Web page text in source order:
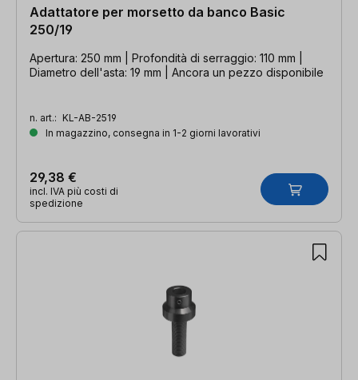
Adattatore per morsetto da banco Basic
250/19
Apertura: 250 mm | Profondità di serraggio: 110 mm |
Diametro dell'asta: 19 mm | Ancora un pezzo disponibile
n. art.: KL-AB-2519
In magazzino, consegna in 1-2 giorni lavorativi
29,38 €
incl. IVA più costi di
spedizione